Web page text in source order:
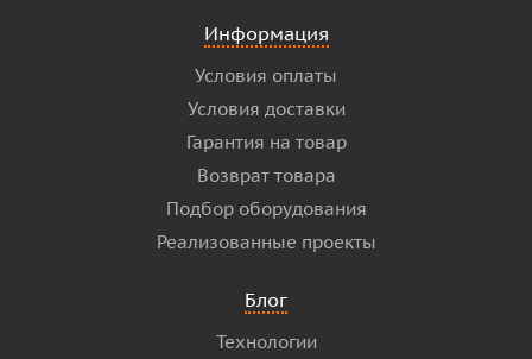
Информация
Условия оплаты
Условия доставки
Гарантия на товар
Возврат товара
Подбор оборудования
Реализованные проекты
Блог
Технологии